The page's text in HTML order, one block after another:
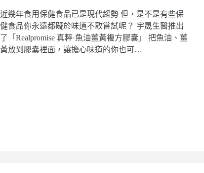
近幾年食用保健食品已是現代趨勢 但，是不是有些保
健食品你永遠都礙於味道不敢嘗試呢？ 宇晟生醫推出
了「Realpromise 真粹·魚油薑黃複方膠囊」 把魚油、薑
黃放到膠囊裡面，讓擔心味道的你也可…